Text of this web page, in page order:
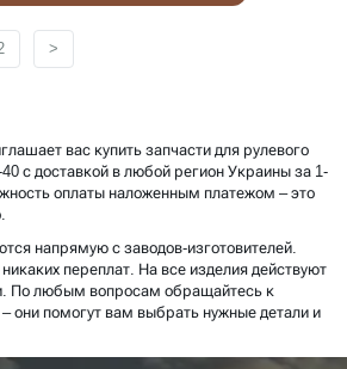
>
вас купить запчасти для рулевого
с доставкой в любой регион Украины за 1-
оплаты наложенным платежом – это
напрямую с заводов-изготовителей.
переплат. На все изделия действуют
По любым вопросам обращайтесь к
они помогут вам выбрать нужные детали и